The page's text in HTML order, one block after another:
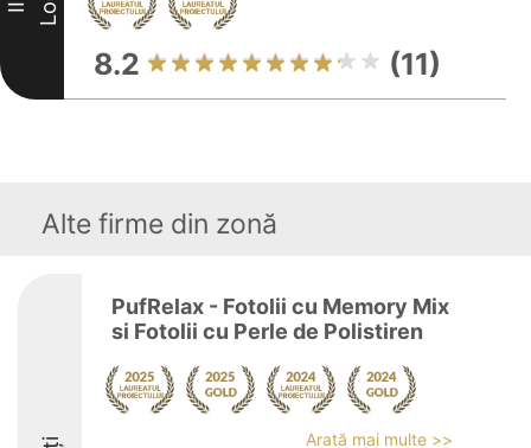
II
8.2 (11)
Alte firme din zonă
PufRelax - Fotolii cu Memory Mix
si Fotolii cu Perle de Polistiren
Arată mai multe >>